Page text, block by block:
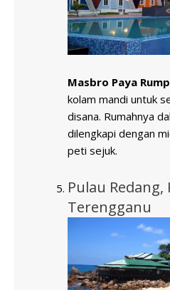
Masbro Paya
kolam mandi untuk
disana. Rumahnya
dilengkapi dengan
peti sejuk.
Pulau Redang,
Terengganu